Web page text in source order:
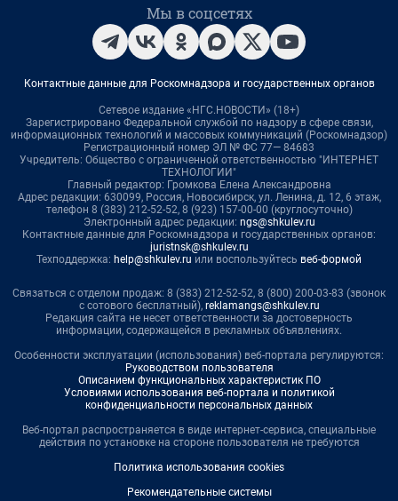
Мы в соцсетях
Контактные данные для Роскомнадзора и государственных органов
Сетевое издание «НГС.НОВОСТИ» (18+)
Зарегистрировано Федеральной службой по надзору в сфере связи,
информационных технологий и массовых коммуникаций (Роскомнадзор)
Регистрационный номер ЭЛ № ФС 77— 84683
Учредитель: Общество с ограниченной ответственностью "ИНТЕРНЕТ
ТЕХНОЛОГИИ"
Главный редактор: Громкова Елена Александровна
Адрес редакции: 630099, Россия, Новосибирск, ул. Ленина, д. 12, 6 этаж,
телефон 8 (383) 212-52-52, 8 (923) 157-00-00 (круглосуточно)
Электронный адрес редакции: ngs@shkulev.ru
Контактные данные для Роскомнадзора и государственных органов:
juristnsk@shkulev.ru
Техподдержка: help@shkulev.ru или воспользуйтесь веб-формой
Связаться с отделом продаж: 8 (383) 212-52-52, 8 (800) 200-03-83 (звонок
с сотового бесплатный), reklamangs@shkulev.ru
Редакция сайта не несет ответственности за достоверность
информации, содержащейся в рекламных объявлениях.
Особенности эксплуатации (использования) веб-портала регулируются:
Руководством пользователя
Описанием функциональных характеристик ПО
Условиями использования веб-портала и политикой
конфиденциальности персональных данных
Веб-портал распространяется в виде интернет-сервиса, специальные
действия по установке на стороне пользователя не требуются
Политика использования cookies
Рекомендательные системы